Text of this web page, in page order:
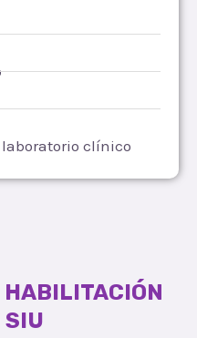
laboratorio clínico
SIU